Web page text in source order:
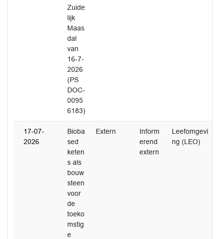
Zuide
lijk
Maas
dal
van
16-7-
2026
(PS
DOC-
0095
6183)
17-07-
2026
Bioba
sed
keten
s als
bouw
steen
voor
de
toeko
mstig
e
Extern
Inform
erend
extern
Leefomgevi
ng (LEO)